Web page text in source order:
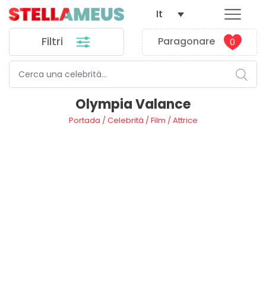
Filtri Paragonare 0
It
Olympia Valance
Portada /Celebrità /Film /Attrice